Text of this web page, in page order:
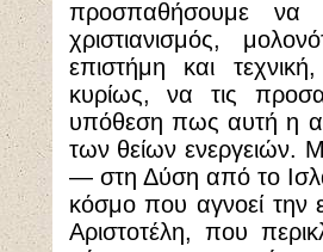
προσπαθήσουμε να
χριστιανισμός,
επιστήμη και
κυρίως, να τις
υπόθεση πως αυτή η
των θείων ενεργειών.
— στη Δύση από το
κόσμο που αγνοεί την
Αριστοτέλη, που